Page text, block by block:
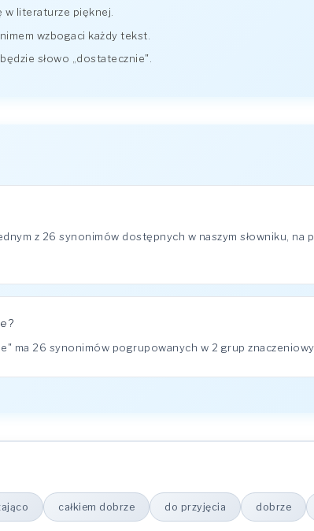
w literaturze pięknej.
wzbogaci każdy tekst.
słowo „dostatecznie".
z 26 synonimów dostępnych w naszym słowniku, na
ma 26 synonimów pogrupowanych w 2 grup
całkiem dobrze do przyjęcia dobrze